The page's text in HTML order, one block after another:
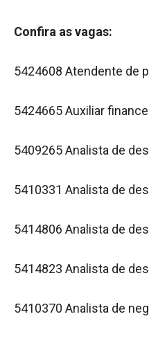
Confira as vagas:
5424608 Atendente de
5424665 Auxiliar
5409265 Analista de
5410331 Analista de
5414806 Analista de
5414823 Analista de
5410370 Analista de